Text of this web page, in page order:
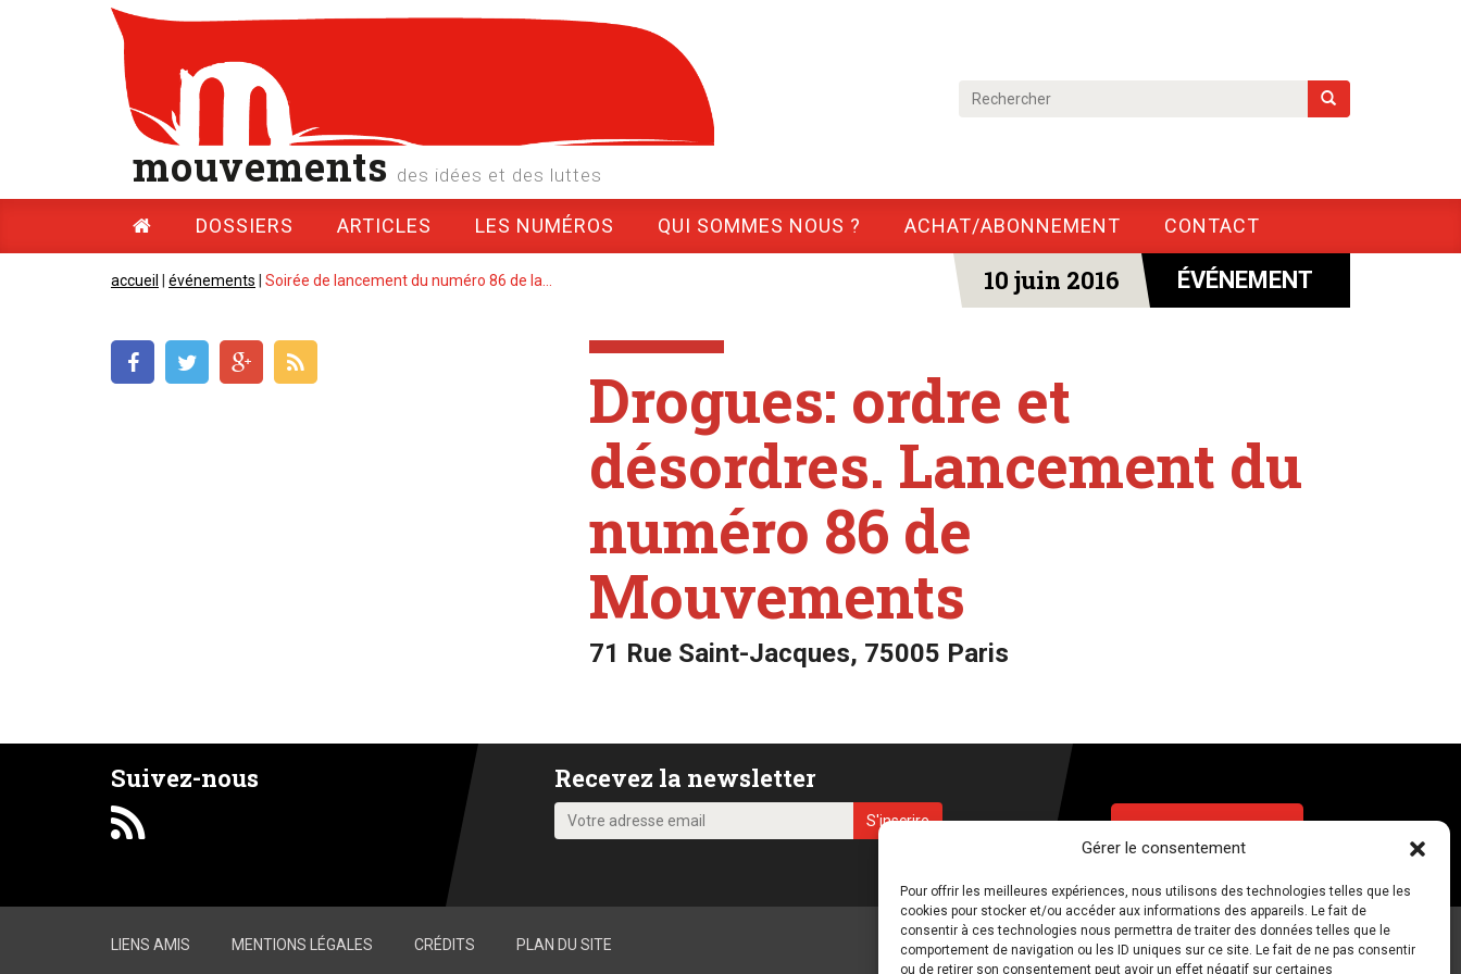
Gérer le consentement
Pour offrir les meilleures expériences, nous utilisons des technologies telles que les
cookies pour stocker et/ou accéder aux informations des appareils. Le fait de
consentir à ces technologies nous permettra de traiter des données telles que le
comportement de navigation ou les ID uniques sur ce site. Le fait de ne pas consentir
ou de retirer son consentement peut avoir un effet négatif sur certaines
mouvements des idées et des luttes
DOSSIERS ARTICLES LES NUMÉROS QUI SOMMES NOUS ? ACHAT/ABONNEMENT CONTACT
accueil événements Soirée de lancement du numéro 86 de la... ÉVÉNEMENT
10 juin 2016
Drogues: ordre et
désordres. Lancement du
numéro 86 de
Mouvements
71 Rue Saint-Jacques, 75005 Paris
Suivez-nous Recevez la newsletter
LIENS AMIS MENTIONS LÉGALES CRÉDITS PLAN DU SITE © Mouvements 2026